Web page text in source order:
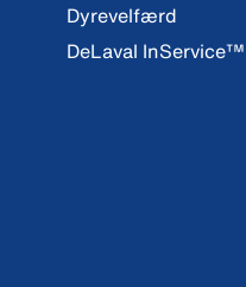
Dyrevelfærd
DeLaval InService™